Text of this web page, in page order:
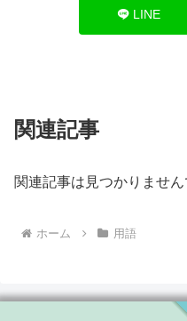
LINE
関連記事
関連記事は見つかりません
ホーム 用語